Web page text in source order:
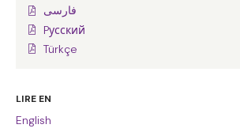
فارسی
Pусский
Türkçe
LIRE EN
English